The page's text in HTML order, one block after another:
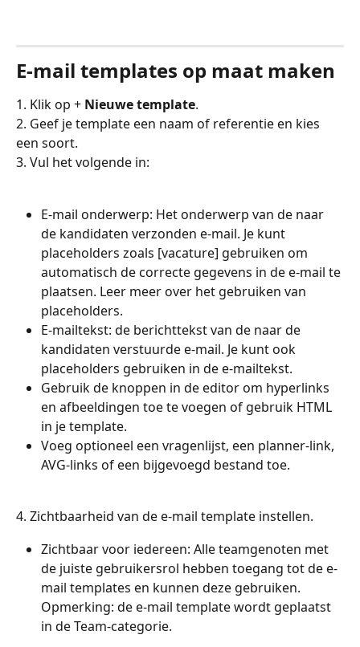
E-mail templates op maat maken
1. Klik op + Nieuwe template.
2. Geef je template een naam of referentie en kies
een soort.
3. Vul het volgende in:
E-mail onderwerp: Het onderwerp van de naar
de kandidaten verzonden e-mail. Je kunt
placeholders zoals [vacature] gebruiken om
automatisch de correcte gegevens in de e-mail te
plaatsen. Leer meer over het gebruiken van
placeholders.
E-mailtekst: de berichttekst van de naar de
kandidaten verstuurde e-mail. Je kunt ook
placeholders gebruiken in de e-mailtekst.
Gebruik de knoppen in de editor om hyperlinks
en afbeeldingen toe te voegen of gebruik HTML
in je template.
Voeg optioneel een vragenlijst, een planner-link,
AVG-links of een bijgevoegd bestand toe.
4. Zichtbaarheid van de e-mail template instellen.
Zichtbaar voor iedereen: Alle teamgenoten met
de juiste gebruikersrol hebben toegang tot de e-
mail templates en kunnen deze gebruiken.
Opmerking: de e-mail template wordt geplaatst
in de Team-categorie.